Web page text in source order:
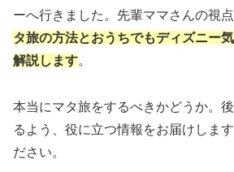
ーへ行きました。先輩ママさんの視点
タ旅の方法とおうちでもディズニー
解説します。
本当にマタ旅をするべきかどうか。
るよう、役に立つ情報をお届けしま
ださい。